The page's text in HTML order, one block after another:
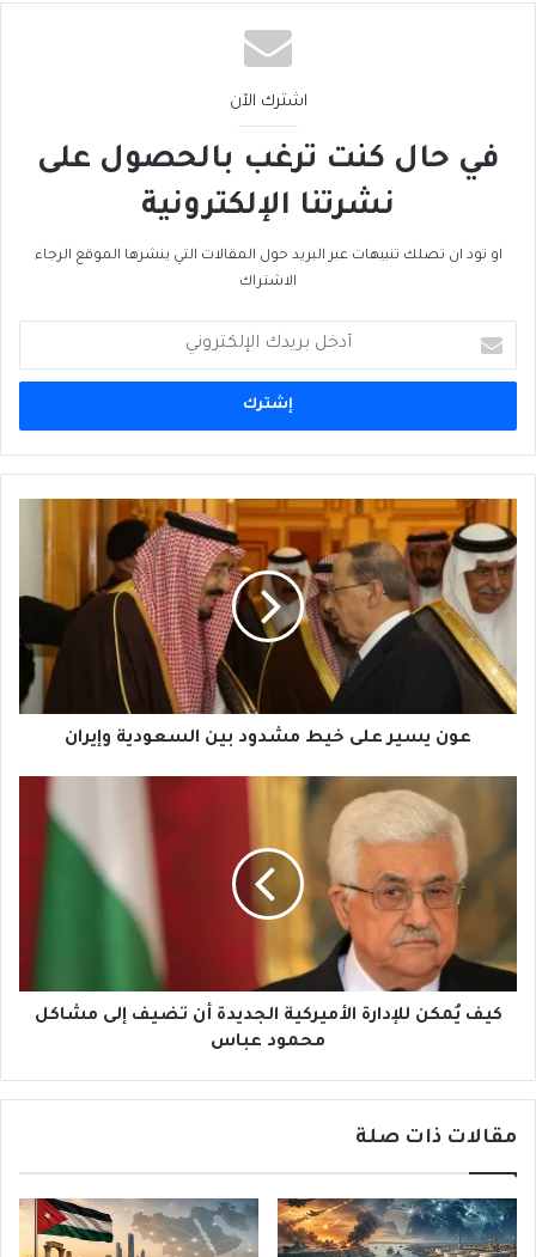
اشترك الآن
في حال كنت ترغب بالحصول على
نشرتنا الإلكترونية
او تود ان تصلك تنبيهات عبر البريد حول المقالات التي ينشرها الموقع الرجاء
الاشتراك
بريدك
الإلكتروني
يسير
على
خيط
مشدود
السعودية
وإيران
عون يسير على خيط مشدود بين السعودية وإيران
إلى
محمود
كيف يُمكن للإدارة الأميركية الجديدة أن تضيف إلى مشاكل
محمود عباس
مقالات ذات صلة